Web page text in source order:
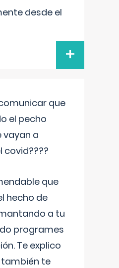
desde el
+
que
el pecho
vayan a
covid????
que
hecho de
a tu
programes
Te explico
te